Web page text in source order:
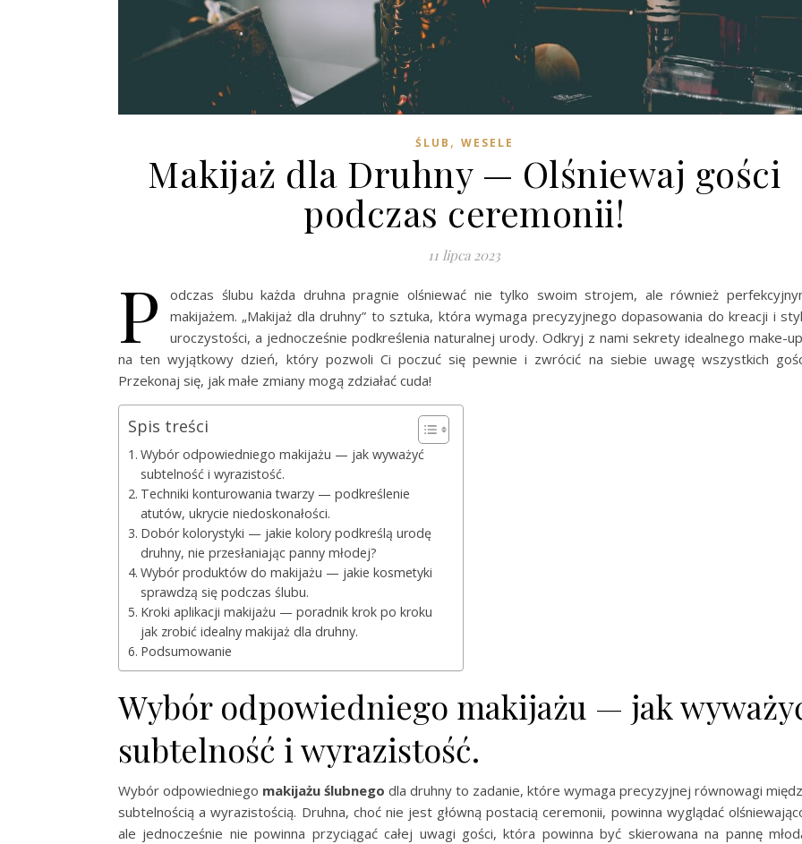
ŚLUB , WESELE
Makijaż dla Druhny — Olśniewaj gości
podczas ceremonii!
11 lipca 2023
P
odczas ślubu każda druhna pragnie olśniewać nie tylko swoim strojem, ale również
makijażem. „Makijaż dla druhny” to sztuka, która wymaga precyzyjnego dopasowania do kreacji i
uroczystości, a jednocześnie podkreślenia naturalnej urody. Odkryj z nami sekrety idealnego make-
na ten wyjątkowy dzień, który pozwoli Ci poczuć się pewnie i zwrócić na siebie uwagę wszystkich
Przekonaj się, jak małe zmiany mogą zdziałać cuda!
Spis treści
Wybór odpowiedniego makijażu — jak wyważyć
subtelność i wyrazistość.
Techniki konturowania twarzy — podkreślenie
atutów, ukrycie niedoskonałości.
Dobór kolorystyki — jakie kolory podkreślą urodę
druhny, nie przesłaniając panny młodej?
Wybór produktów do makijażu — jakie kosmetyki
sprawdzą się podczas ślubu.
Kroki aplikacji makijażu — poradnik krok po kroku
jak zrobić idealny makijaż dla druhny.
Podsumowanie
Wybór odpowiedniego makijażu — jak
subtelność i wyrazistość.
Wybór odpowiedniego makijażu ślubnego dla druhny to zadanie, które wymaga precyzyjnej równowagi
subtelnością a wyrazistością. Druhna, choć nie jest główną postacią ceremonii, powinna wyglądać
ale jednocześnie nie powinna przyciągać całej uwagi gości, która powinna być skierowana na pannę